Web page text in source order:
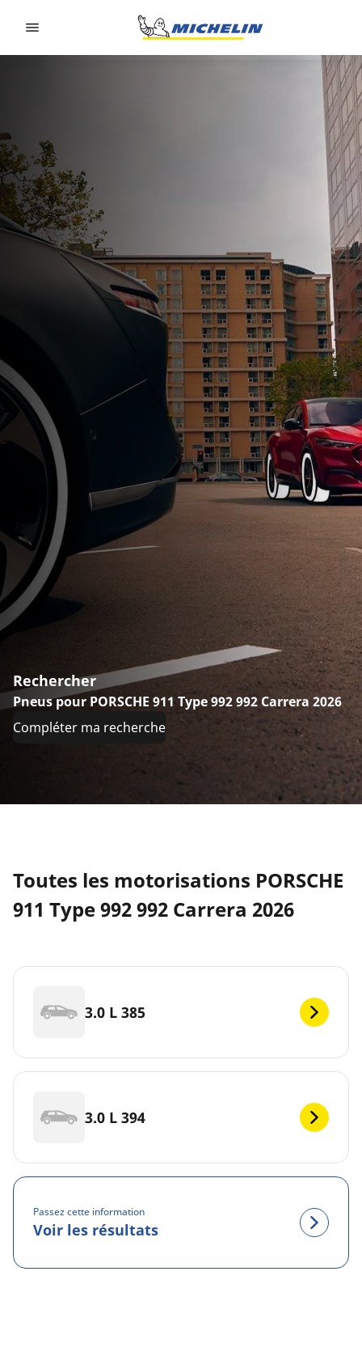
Rechercher
Pneus pour PORSCHE 911 Type 992 992 Carrera 2026
Compléter ma recherche
Toutes les motorisations PORSCHE
911 Type 992 992 Carrera 2026
3.0 L 385
3.0 L 394
Passez cette information
Voir les résultats